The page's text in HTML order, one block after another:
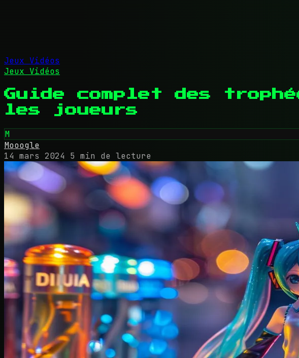
Jeux Vidéos
Jeux Vidéos
Guide complet des
les joueurs
M
Mooogle
14 mars 2024 5 min de lecture